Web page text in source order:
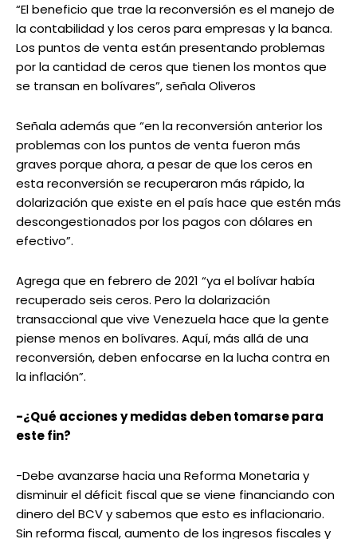
“El beneficio que trae la reconversión es el manejo de
la contabilidad y los ceros para empresas y la banca.
Los puntos de venta están presentando problemas
por la cantidad de ceros que tienen los montos que
se transan en bolívares”, señala Oliveros
Señala además que “en la reconversión anterior los
problemas con los puntos de venta fueron más
graves porque ahora, a pesar de que los ceros en
esta reconversión se recuperaron más rápido, la
dolarización que existe en el país hace que estén más
descongestionados por los pagos con dólares en
efectivo”.
Agrega que en febrero de 2021 “ya el bolívar había
recuperado seis ceros. Pero la dolarización
transaccional que vive Venezuela hace que la gente
piense menos en bolívares. Aquí, más allá de una
reconversión, deben enfocarse en la lucha contra en
la inflación”.
-¿Qué acciones y medidas deben tomarse para
este fin?
-Debe avanzarse hacia una Reforma Monetaria y
disminuir el déficit fiscal que se viene financiando con
dinero del BCV y sabemos que esto es inflacionario.
Sin reforma fiscal, aumento de los ingresos fiscales y